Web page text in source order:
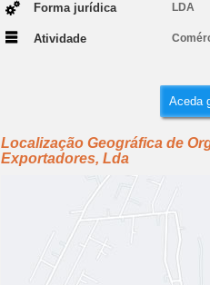
Forma jurídica LDA
Atividade
Aceda
Localização Geográfica de
Exportadores, Lda